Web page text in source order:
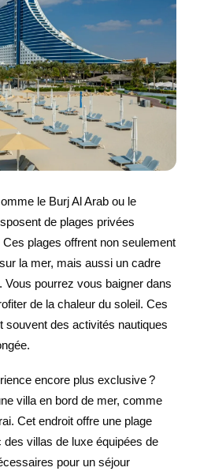
le Burj Al Arab ou le
de plages privées
plages offrent non seulement
la mer, mais aussi un cadre
Vous pourrez vous baigner dans
de la chaleur du soleil. Ces
souvent des activités nautiques
encore plus exclusive ?
villa en bord de mer, comme
Cet endroit offre une plage
villas de luxe équipées de
pour un séjour